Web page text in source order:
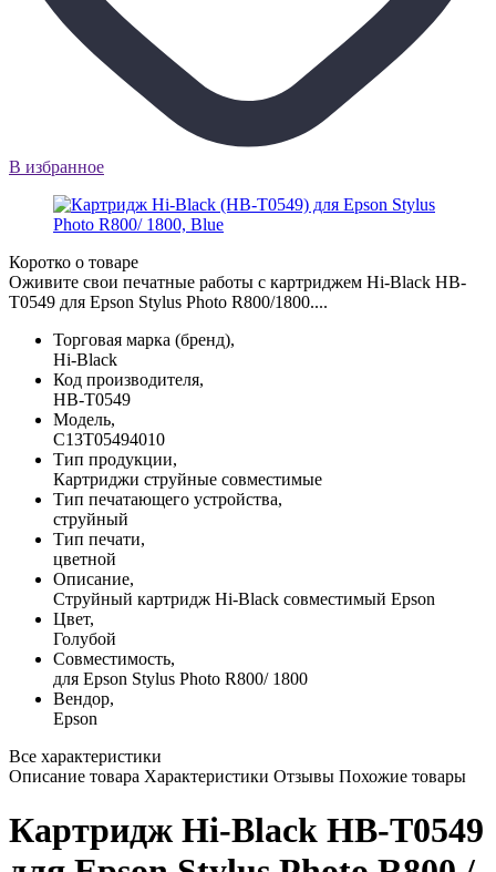
В избранное
Коротко о товаре
Оживите свои печатные работы с картриджем Hi-Black HB-
T0549 для Epson Stylus Photo R800/1800....
Торговая марка (бренд),
Hi-Black
Код производителя,
HB-T0549
Модель,
C13T05494010
Тип продукции,
Картриджи струйные совместимые
Тип печатающего устройства,
струйный
Тип печати,
цветной
Описание,
Струйный картридж Hi-Black совместимый Epson
Цвет,
Голубой
Совместимость,
для Epson Stylus Photo R800/ 1800
Вендор,
Epson
Все характеристики
Описание товара Характеристики Отзывы Похожие товары
Картридж Hi-Black HB-T0549